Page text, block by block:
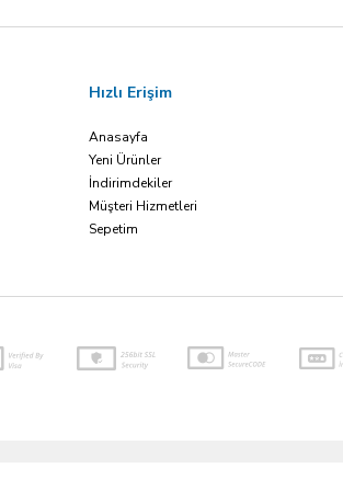
Hızlı Erişim
Anasayfa
Yeni Ürünler
İndirimdekiler
Müşteri Hizmetleri
Sepetim